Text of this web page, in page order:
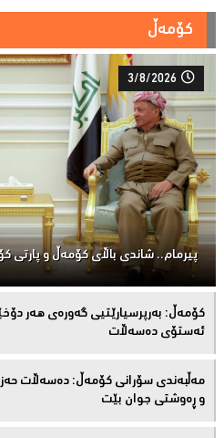
کۆمەڵ
3/8/2026
پیرمام.. شاندی باڵای كۆمه‌ڵ و پارتی
كۆمەڵ: بەرپرسیارێتیی گەورەی هەر
ئەستۆی دەسەڵات
مەڵبەندى سۆرانى کۆمەڵ: دەسەڵات
و ڕەوشتى جوان بێت